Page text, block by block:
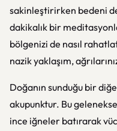
sakinleştirirken bedeni
dakikalık bir
bölgenizi de nasıl
nazik yaklaşım,
Doğanın sunduğu bir
akupunktur. Bu
ince iğneler batırarak